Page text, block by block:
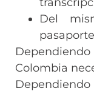
Del
pasaporte
Colombia